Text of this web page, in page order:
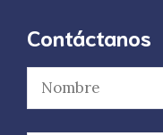
Contáctanos